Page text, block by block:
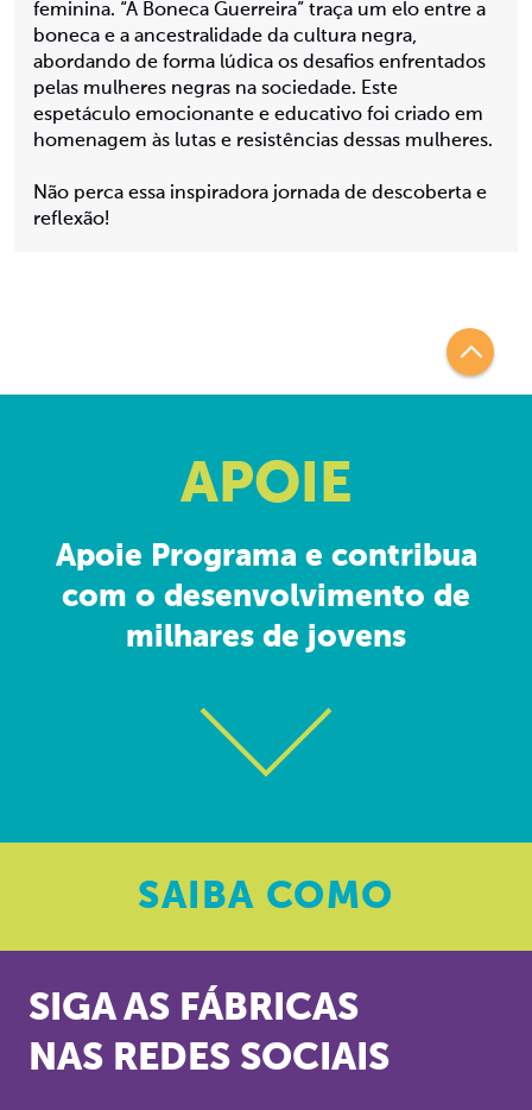
feminina. “A Boneca Guerreira” traça um elo entre a
boneca e a ancestralidade da cultura negra,
abordando de forma lúdica os desafios enfrentados
pelas mulheres negras na sociedade. Este
espetáculo emocionante e educativo foi criado em
homenagem às lutas e resistências dessas mulheres.
Não perca essa inspiradora jornada de descoberta e
reflexão!
APOIE
Apoie Programa e contribua
com o desenvolvimento de
milhares de jovens
SAIBA COMO
SIGA AS FÁBRICAS
NAS REDES SOCIAIS